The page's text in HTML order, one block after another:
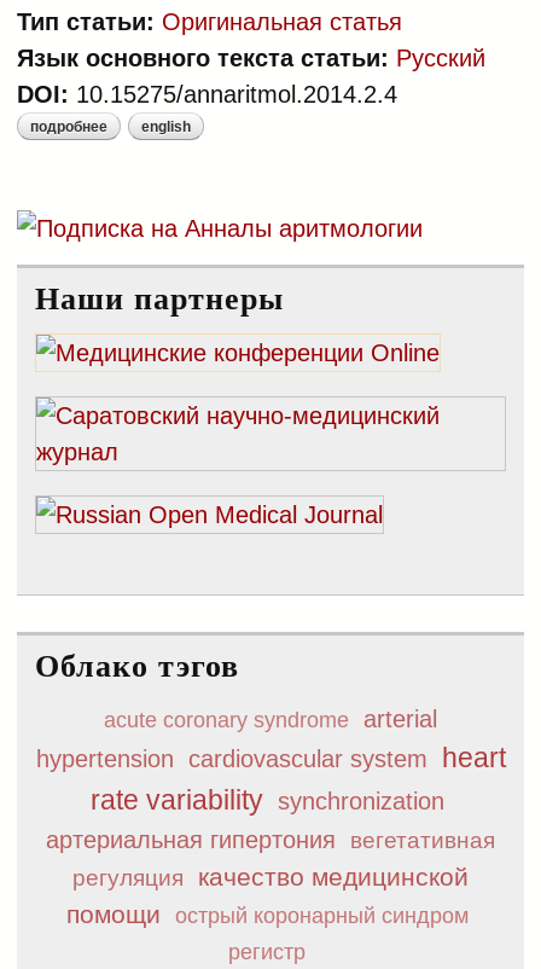
Тип статьи: Оригинальная статья
Язык основного текста статьи: Русский
DOI: 10.15275/annaritmol.2014.2.4
подробнеео особенности показателей
вариабельности сердечного
ритма у женщин в перименопаузе
english
Наши партнеры
Облако тэгов
acute coronary syndrome
arterial
hypertension
cardiovascular system
heart
rate variability synchronization
артериальная гипертония
вегетативная
регуляция
качество медицинской
помощи
острый коронарный синдром
регистр